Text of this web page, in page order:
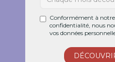
Conformément à
confidentialité, nous
vos données